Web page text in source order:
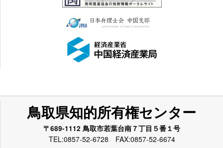
鳥取県知的所有権センター
〒689-1112 鳥取市若葉台南７丁目５番１号
TEL:0857-52-6728 FAX:0857-52-6674